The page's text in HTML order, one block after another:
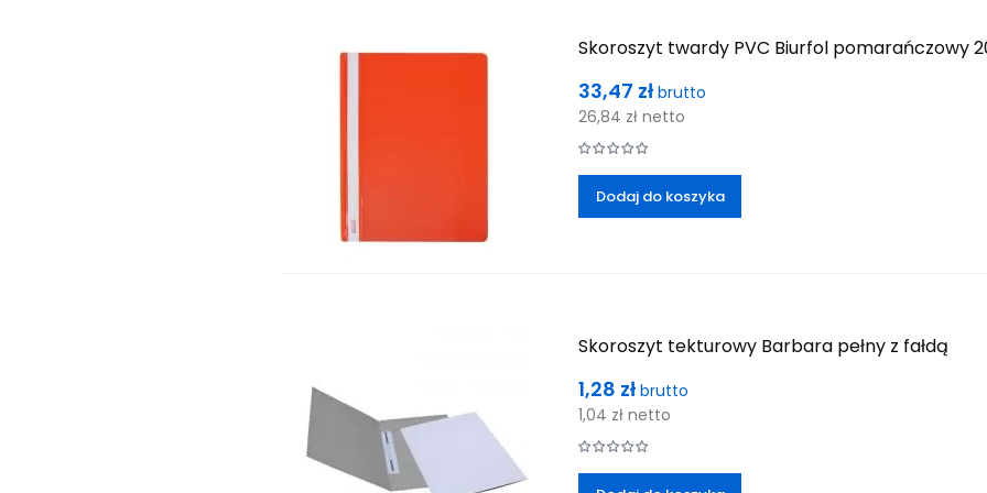
Skoroszyt twardy PVC Biurfol pomarańczowy
Cena
33,47 złbrutto
26,84 zł netto
Dodaj do koszyka
Skoroszyt tekturowy Barbara pełny z fałdą
Cena
1,28 złbrutto
1,04 zł netto